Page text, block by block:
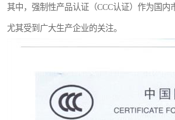
其中，强制性产品认证（CCC认证）作为国内
尤其受到广大生产企业的关注。